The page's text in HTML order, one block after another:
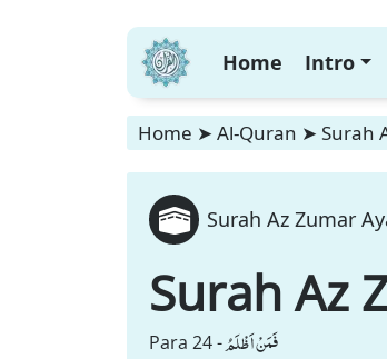
Home Intro
Home ➤ Al-Quran ➤ Surah
Surah Az Zumar
Surah Az
Para 24 -فَمَنْ اَظْلَمُ